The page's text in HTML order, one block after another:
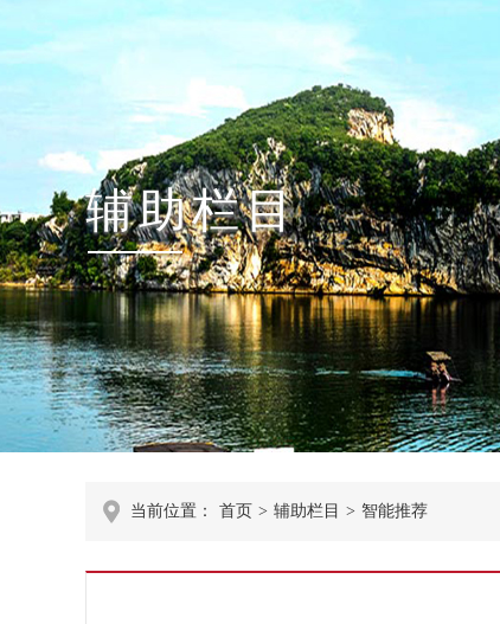
辅助栏目
当前位置： 首页 > 辅助栏目 > 智能推荐